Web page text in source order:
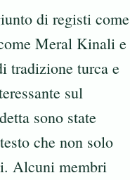
di registi come
Meral Kinali e
tradizione turca e
sul
sono state
che non solo
Alcuni membri